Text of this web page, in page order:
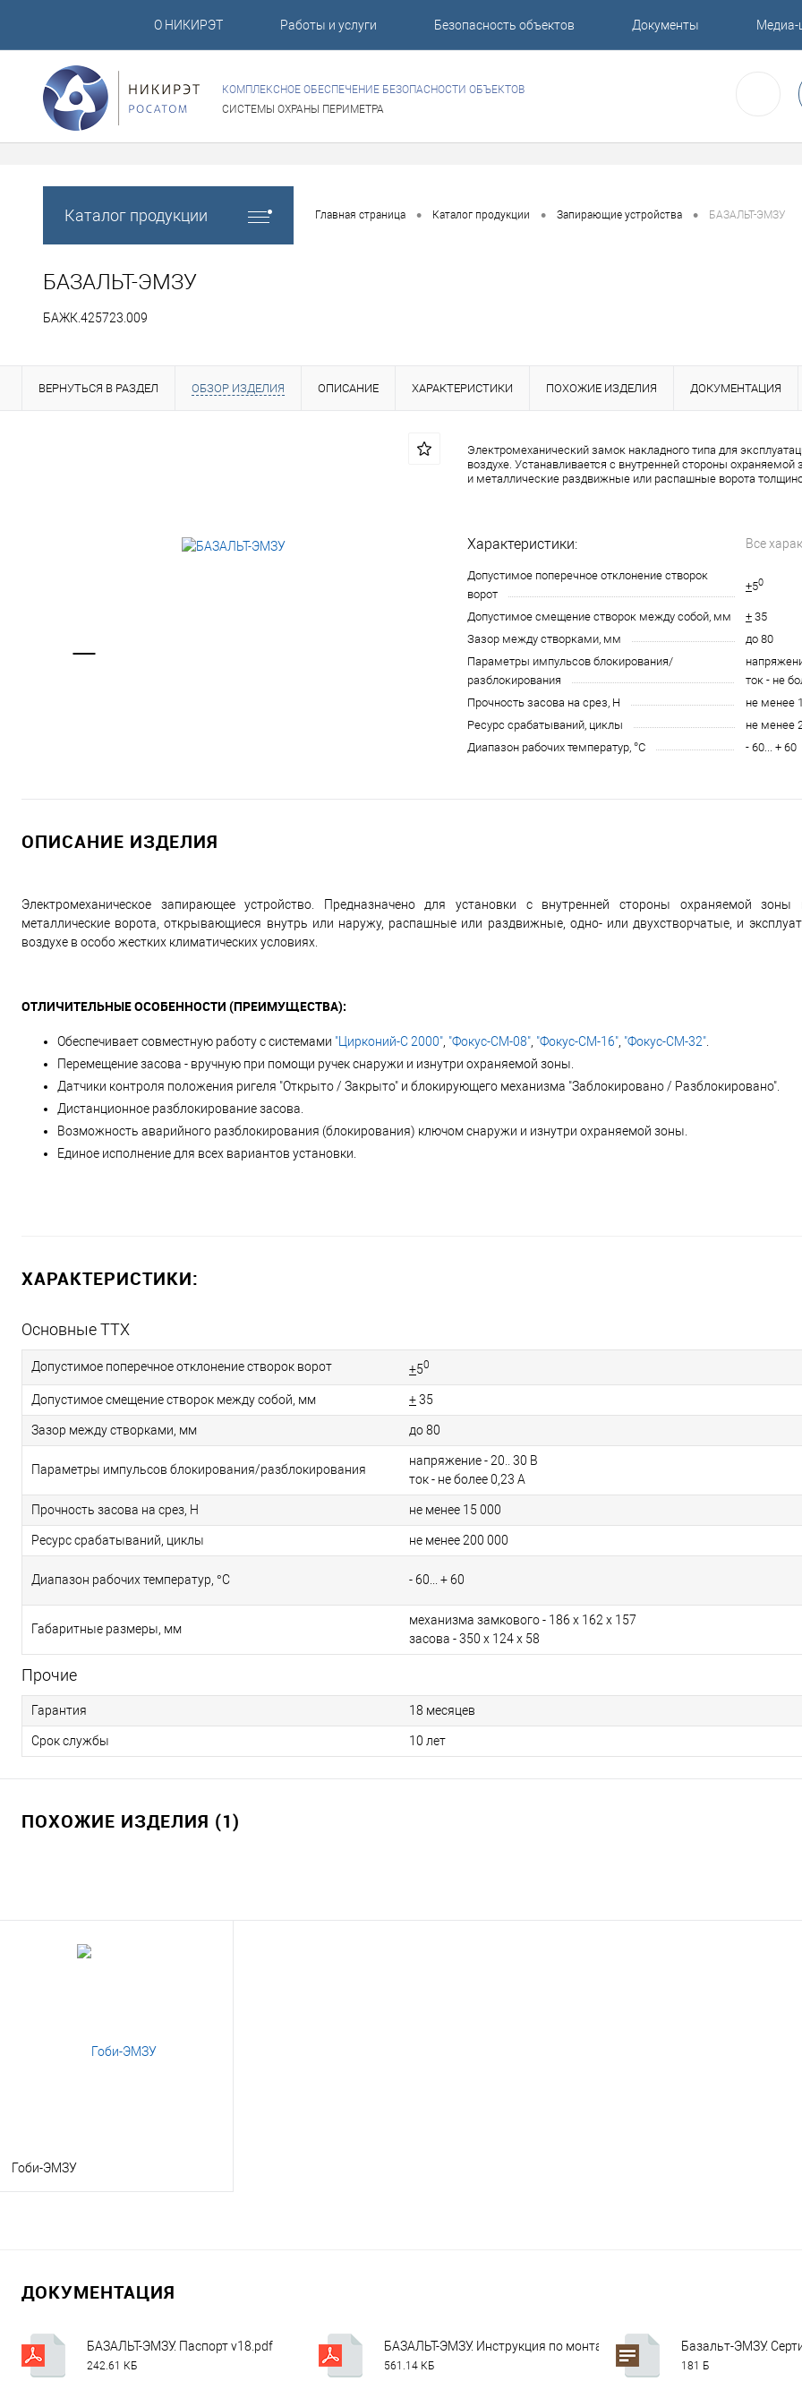
О НИКИРЭТ Работы и услуги Безопасность объектов Документы Медиа-
КОМПЛЕКСНОЕ ОБЕСПЕЧЕНИЕ БЕЗОПАСНОСТИ ОБЪЕКТОВ
СИСТЕМЫ ОХРАНЫ ПЕРИМЕТРА
Каталог продукции Главная страница • Каталог продукции • Запирающие устройства • БАЗАЛЬТ-ЭМЗУ
БАЗАЛЬТ-ЭМЗУ
БАЖК.425723.009
ВЕРНУТЬСЯ В РАЗДЕЛ ОБЗОР ИЗДЕЛИЯ ОПИСАНИЕ ХАРАКТЕРИСТИКИ ПОХОЖИЕ ИЗДЕЛИЯ ДОКУМЕНТАЦИЯ
Электромеханический замок накладного типа для
воздухе. Устанавливается с внутренней стороны
и металлические раздвижные или распашные ворота
Характеристики: Все
Допустимое поперечное отклонение створок
ворот
+50
Допустимое смещение створок между собой, мм + 35
Зазор между створками, мм
до 80
Параметры импульсов блокирования/
разблокирования
ток - не
Прочность засова на срез, Н
не менее
Ресурс срабатываний, циклы
не менее
Диапазон рабочих температур, °С
- 60... + 60
ОПИСАНИЕ ИЗДЕЛИЯ
Электромеханическое запирающее устройство. Предназначено для установки с внутренней стороны охраняемой
металлические ворота, открывающиеся внутрь или наружу, распашные или раздвижные, одно- или двухстворчатые, и
воздухе в особо жестких климатических условиях.
ОТЛИЧИТЕЛЬНЫЕ ОСОБЕННОСТИ (ПРЕИМУЩЕСТВА):
Обеспечивает совместную работу с системами "Цирконий-С 2000" "Фокус-СМ-08" "Фокус-СМ-16" "Фокус-СМ-32"
Перемещение засова - вручную при помощи ручек снаружи и изнутри охраняемой зоны.
Датчики контроля положения ригеля "Открыто / Закрыто" и блокирующего механизма "Заблокировано / Разблокировано".
Дистанционное разблокирование засова.
Возможность аварийного разблокирования (блокирования) ключом снаружи и изнутри охраняемой зоны.
Единое исполнение для всех вариантов установки.
ХАРАКТЕРИСТИКИ:
Основные ТТХ
Допустимое поперечное отклонение створок ворот +50
Допустимое смещение створок между собой, мм +35
Зазор между створками, мм до 80
Параметры импульсов блокирования/разблокирования
напряжение - 20.. 30 В
ток - не более 0,23 А
Прочность засова на срез, Н не менее 15 000
Ресурс срабатываний, циклы не менее 200 000
Диапазон рабочих температур, °С - 60... + 60
Габаритные размеры, мм
механизма замкового - 186 х 162 х 157
засова - 350 х 124 х 58
Прочие
Гарантия 18 месяцев
Срок службы 10 лет
ПОХОЖИЕ ИЗДЕЛИЯ (1)
Гоби-ЭМЗУ
В избранное
Под заказ
ДОКУМЕНТАЦИЯ
БАЗАЛЬТ-ЭМЗУ. Паспорт v18.pdf
242.61 КБ
БАЗАЛЬТ-ЭМЗУ. Инструкция по монтажу v1.pdf
561.14 КБ
Базальт-ЭМЗУ.
181 Б